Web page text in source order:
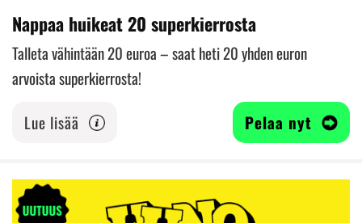
Nappaa huikeat 20 superkierrosta
Talleta vähintään 20 euroa – saat heti 20 yhden euron
arvoista superkierrosta!
Lue lisää
Pelaa nyt